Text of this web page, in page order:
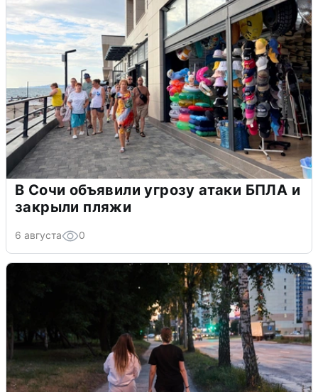
В Сочи объявили угрозу атаки БПЛА и
закрыли пляжи
6 августа 0